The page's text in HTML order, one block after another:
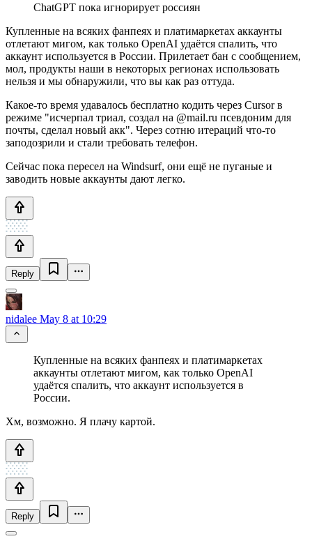
ChatGPT пока игнорирует россиян
Купленные на всяких фанпеях и платимаркетах аккаунты
отлетают мигом, как только OpenAI удаётся спалить, что
аккаунт используется в России. Прилетает бан с сообщением,
мол, продукты наши в некоторых регионах использовать
нельзя и мы обнаружили, что вы как раз оттуда.
Какое-то время удавалось бесплатно кодить через Cursor в
режиме "исчерпал триал, создал на @mail.ru псевдоним для
почты, сделал новый акк". Через сотню итераций что-то
заподозрили и стали требовать телефон.
Сейчас пока пересел на Windsurf, они ещё не пуганые и
заводить новые аккаунты дают легко.
Reply
nidalee May 8 at 10:29
Купленные на всяких фанпеях и платимаркетах
аккаунты отлетают мигом, как только OpenAI
удаётся спалить, что аккаунт используется в
России.
Хм, возможно. Я плачу картой.
Reply